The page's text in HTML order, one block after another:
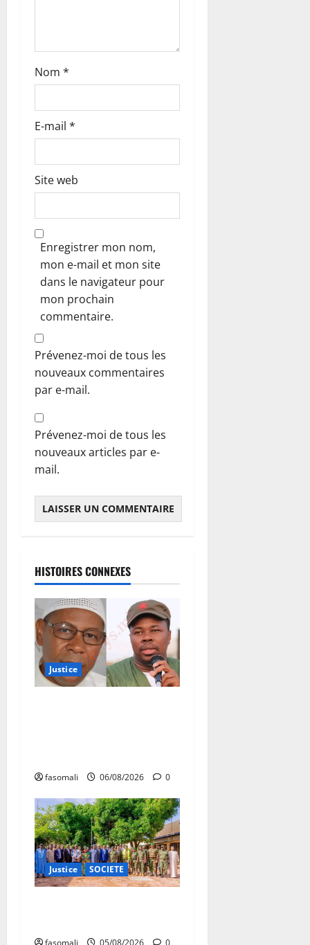
e
Nom *
E-mail *
Site web
Enregistrer mon nom,
mon e-mail et mon site
dans le navigateur pour
mon prochain
commentaire.
Prévenez-moi de tous les
nouveaux commentaires
par e-mail.
Prévenez-moi de tous les
nouveaux articles par e-
mail.
HISTOIRES CONNEXES
Justice
fasomali 06/08/2026 0
Justice SOCIETE